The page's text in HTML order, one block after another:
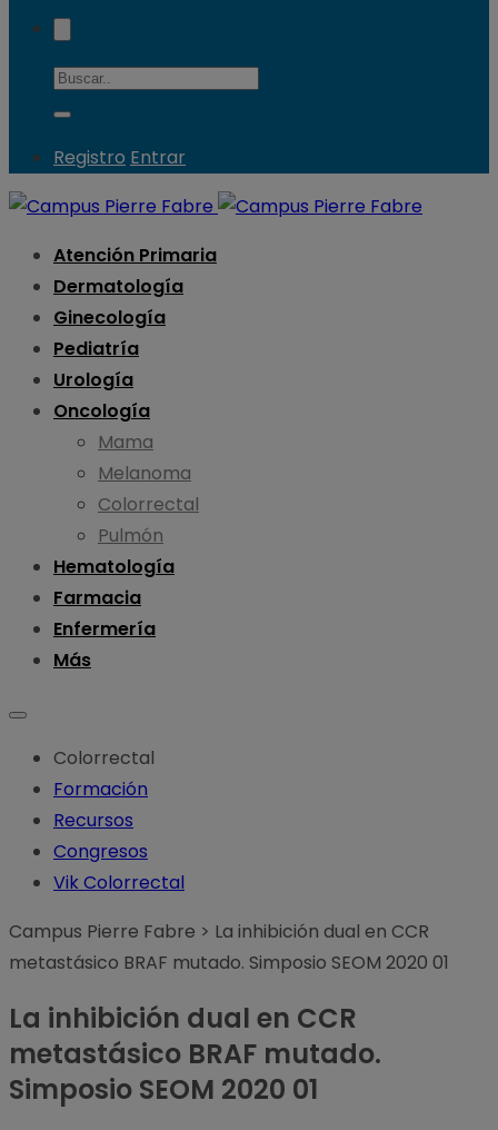
Registro Entrar
Atención Primaria
Dermatología
Ginecología
Pediatría
Urología
Oncología
Mama
Melanoma
Colorrectal
Pulmón
Hematología
Farmacia
Enfermería
Más
Colorrectal
Formación
Recursos
Congresos
Vik Colorrectal
Campus Pierre Fabre > La inhibición dual en CCR
metastásico BRAF mutado. Simposio SEOM 2020 01
La inhibición dual en CCR
metastásico BRAF mutado.
Simposio SEOM 2020 01